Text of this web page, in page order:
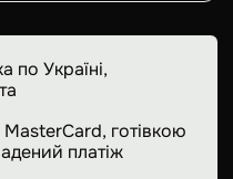
по Україні,
готівкою
платіж